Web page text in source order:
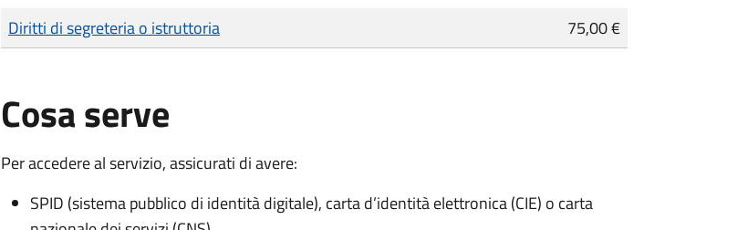
Tipo di pagamento
Importo
Diritti di segreteria o istruttoria 75,00 €
Cosa serve
Per accedere al servizio, assicurati di avere:
SPID (sistema pubblico di identità digitale), carta d’identità elettronica (CIE) o carta